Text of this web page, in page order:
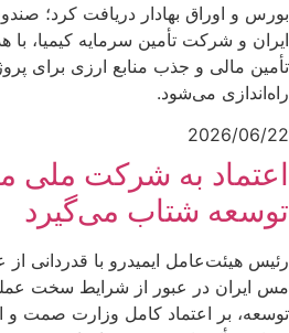
بورس و اوراق بهادار دریافت کرد؛
ایران و شرکت تأمین سرمایه کیمیا، با
تأمین مالی و جذب منابع ارزی برای
راه‌اندازی می‌شود.
2026/06/22
اعتماد به شرکت ملی
توسعه شتاب می‌گیرد
رئیس هیئت‌عامل ایمیدرو با قدردانی
مس ایران در عبور از شرایط سخت
توسعه، بر اعتماد کامل وزارت صمت و